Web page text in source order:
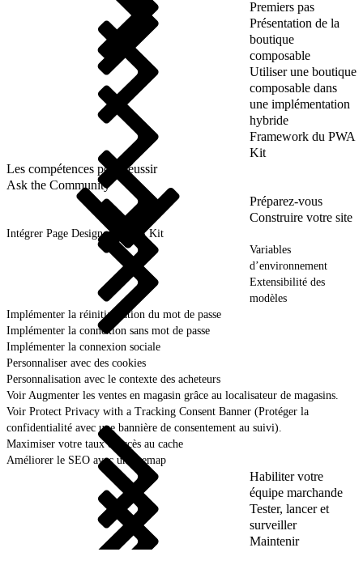
Premiers pas
Présentation de la
boutique
composable
Utiliser une boutique
composable dans
une implémentation
hybride
Framework du PWA
Kit
Les compétences pour réussir
Ask the Community
Préparez-vous
Construire votre site
Intégrer Page Designer à PWA Kit
Variables
d’environnement
Extensibilité des
modèles
Implémenter la réinitialisation du mot de passe
Implémenter la connexion sans mot de passe
Implémenter la connexion sociale
Personnaliser avec des cookies
Personnalisation avec le contexte des acheteurs
Voir Augmenter les ventes en magasin grâce au localisateur de magasins.
Voir Protect Privacy with a Tracking Consent Banner (Protéger la
confidentialité avec une bannière de consentement au suivi).
Maximiser votre taux d’accès au cache
Améliorer le SEO avec un sitemap
Habiliter votre
équipe marchande
Tester, lancer et
surveiller
Maintenir